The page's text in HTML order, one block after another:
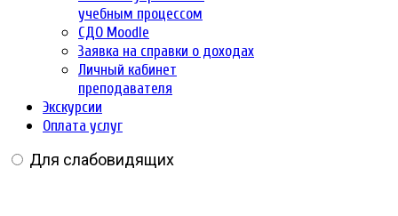
учебным процессом
СДО Moodle
Заявка на справки о доходах
Личный кабинет
преподавателя
Экскурсии
Оплата услуг
Для слабовидящих